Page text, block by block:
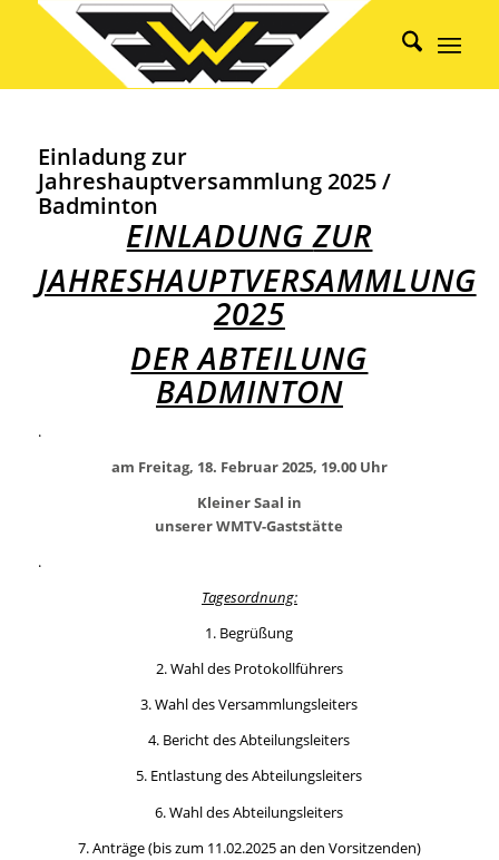
Einladung zur
Jahreshauptversammlung 2025 /
Badminton
EINLADUNGZUR
JAHRESHAUPTVERSAMMLUNG
2025
DER ABTEILUNG
BADMINTON
.
am Freitag, 18. Februar 2025, 19.00 Uhr
Kleiner Saal in
unserer WMTV-Gaststätte
.
Tagesordnung:
1. Begrüßung
2. Wahl des Protokollführers
3. Wahl des Versammlungsleiters
4. Bericht des Abteilungsleiters
5. Entlastung des Abteilungsleiters
6. Wahl des Abteilungsleiters
7. Anträge (bis zum 11.02.2025 an den Vorsitzenden)